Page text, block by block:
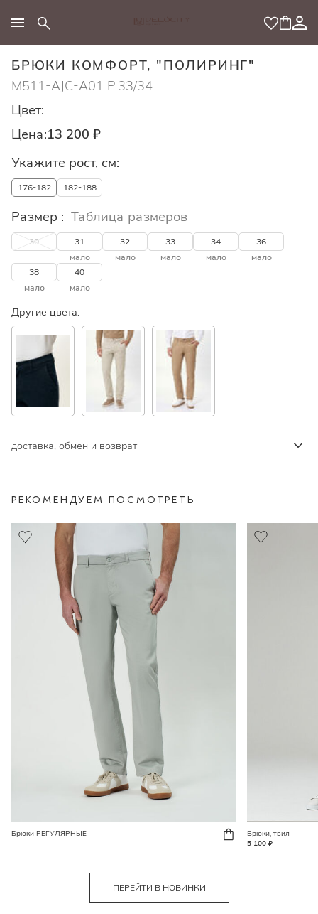
БРЮКИ КОМФОРТ, "ПОЛИРИНГ"
M511-AJC-A01 Р.33/34
Цвет:
Цена:13 200 ₽
Укажите рост, см:
176-182 182-188
Размер : Таблица размеров
30
31
мало
32
мало
33
мало
34
мало
36
мало
38
мало
40
мало
Другие цвета:
доставка, обмен и возврат
РЕКОМЕНДУЕМ ПОСМОТРЕТЬ
Брюки РЕГУЛЯРНЫЕ
Брюки, твил
5 100 ₽
ПЕРЕЙТИ В НОВИНКИ